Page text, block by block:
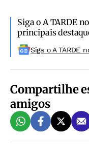
Siga o A TARDE
principais
Siga o A TARDE
Compartilhe
amigos